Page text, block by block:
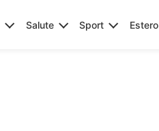
Salute Sport Estero